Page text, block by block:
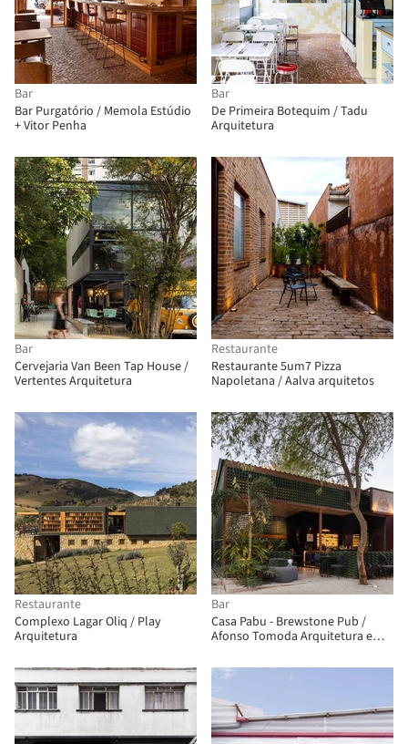
Bar
Bar Purgatório / Memola Estúdio
+ Vitor Penha
Bar
De Primeira Botequim / Tadu
Arquitetura
Bar
Cervejaria Van Been Tap House /
Vertentes Arquitetura
Restaurante
Restaurante 5um7 Pizza
Napoletana / Aalva arquitetos
Restaurante
Complexo Lagar Oliq / Play
Arquitetura
Bar
Casa Pabu - Brewstone Pub /
Afonso Tomoda Arquitetura e